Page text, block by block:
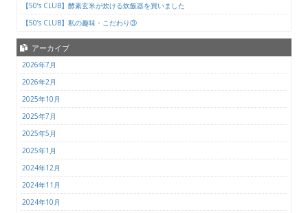
【50’s CLUB】酵素玄米が炊ける炊飯器を買いました
【50’s CLUB】私の趣味・こだわり③
アーカイブ
2026年7月
2026年2月
2025年10月
2025年7月
2025年5月
2025年1月
2024年12月
2024年11月
2024年10月